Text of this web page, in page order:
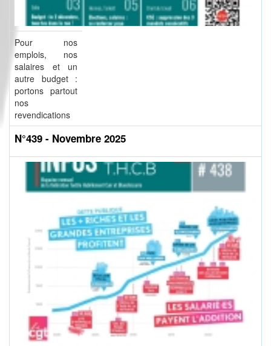
Pour nos
emplois, nos
salaires et un
autre budget :
portons partout
nos
revendications
N°439 - Novembre 2025